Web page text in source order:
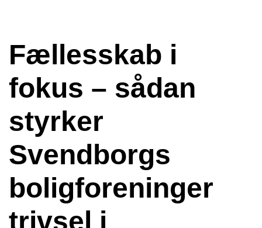
Fællesskab i
fokus – sådan
styrker
Svendborgs
boligforeninger
trivsel i